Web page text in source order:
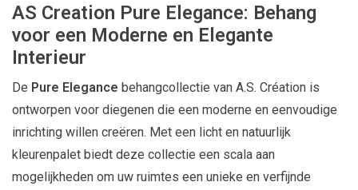
AS Creation Pure Elegance: Behang
voor een Moderne en Elegante
Interieur
De Pure Elegance behangcollectie van A.S. Création is
ontworpen voor diegenen die een moderne en eenvoudige
inrichting willen creëren. Met een licht en natuurlijk
kleurenpalet biedt deze collectie een scala aan
mogelijkheden om uw ruimtes een unieke en verfijnde